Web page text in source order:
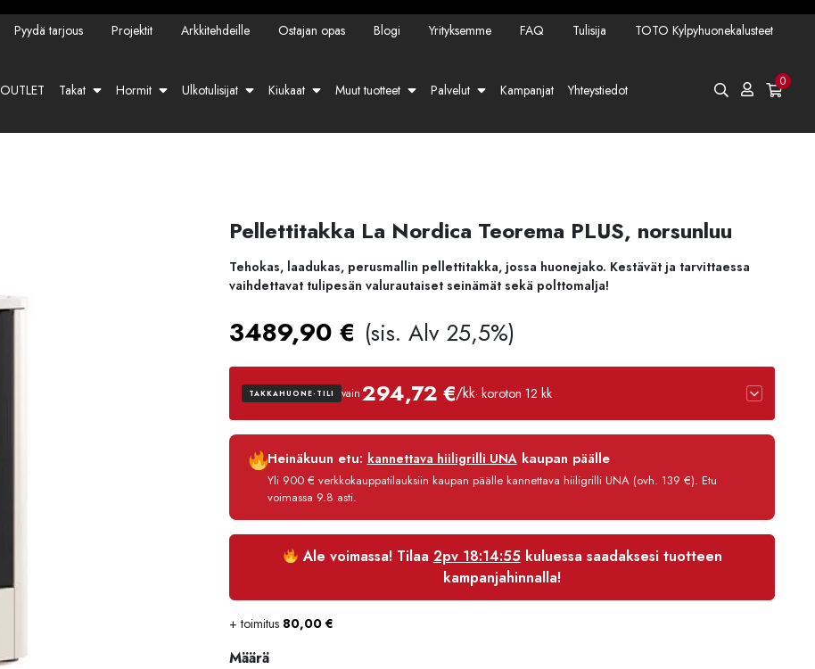
Pyydä tarjous Projektit Arkkitehdeille Ostajan opas Blogi Yrityksemme FAQ Tulisija TOTO Kylpyhuonekalusteet
OUTLET Takat Hormit Ulkotulisijat Kiukaat Muut tuotteet Palvelut Kampanjat Yhteystiedot 0
Pellettitakka La Nordica Teorema PLUS, norsunluu
Tehokas, laadukas, perusmallin pellettitakka, jossa huonejako. Kestävät ja tarvittaessa
vaihdettavat tulipesän valurautaiset seinämät sekä polttomalja!
3489,90 € (sis. Alv 25,5%)
TAKKAHUONE-TILI vain294,72 €/kk· koroton 12 kk
Luottoaika
Korko
Käsittelymaksu
Heinäkuun etu: kannettava hiiligrilli UNAkaupan päälle
Yli 900 € verkkokauppatilauksiin kaupan päälle kannettava hiiligrilli UNA (ovh. 139 €). Etu
voimassa 9.8 asti.
Ale voimassa! Tilaa 2pv 18:14:54 kuluessa saadaksesi tuotteen
kampanjahinnalla!
+ toimitus 80,00 €
Määrä
Määrä